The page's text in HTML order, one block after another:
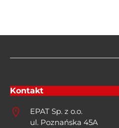
Kontakt
EPAT Sp. z o.o.
ul. Poznańska 45A